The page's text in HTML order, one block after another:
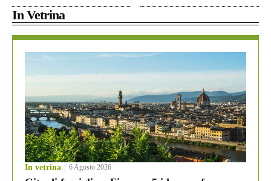
In Vetrina
In vetrina 6 Agosto 2026